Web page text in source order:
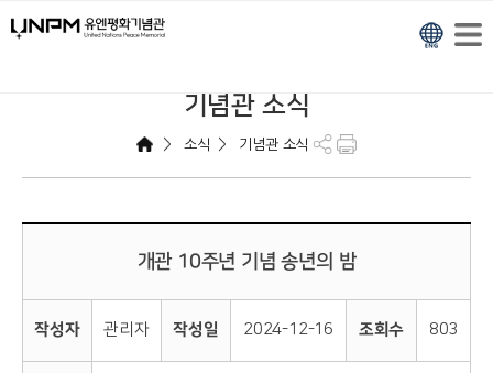
기념관 소식
> 소식 > 기념관 소식
개관 10주년 기념 송년의 밤
작성자 관리자 작성일 2024-12-16 조회수 803